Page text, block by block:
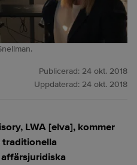
Publicerad: 24 okt. 2018
Uppdaterad: 24 okt. 2018
LWA [elva], kommer
traditionella